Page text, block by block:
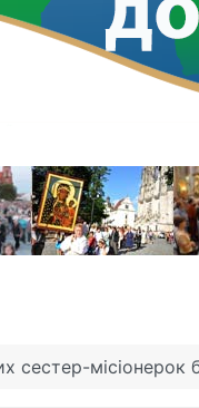
сестер-місіонерок